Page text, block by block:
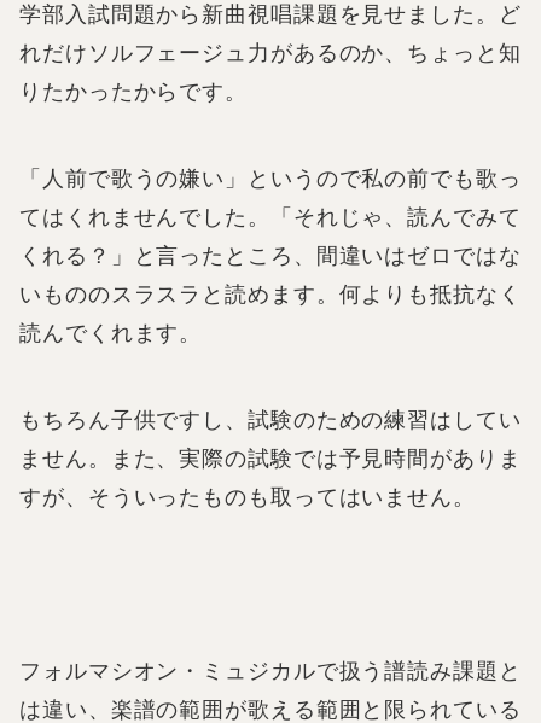
学部入試問題から新曲視唱課題を見せました。ど
れだけソルフェージュ力があるのか、ちょっと知
りたかったからです。
「人前で歌うの嫌い」というので私の前でも歌っ
てはくれませんでした。「それじゃ、読んでみて
くれる？」と言ったところ、間違いはゼロではな
いもののスラスラと読めます。何よりも抵抗なく
読んでくれます。
もちろん子供ですし、試験のための練習はしてい
ません。また、実際の試験では予見時間がありま
すが、そういったものも取ってはいません。
フォルマシオン・ミュジカルで扱う譜読み課題と
は違い、楽譜の範囲が歌える範囲と限られている